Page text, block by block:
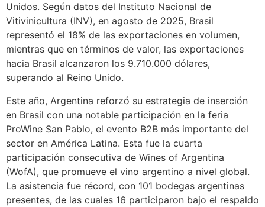
Unidos. Según datos del Instituto Nacional de
Vitivinicultura (INV), en agosto de 2025, Brasil
representó el 18% de las exportaciones en volumen,
mientras que en términos de valor, las exportaciones
hacia Brasil alcanzaron los 9.710.000 dólares,
superando al Reino Unido.
Este año, Argentina reforzó su estrategia de inserción
en Brasil con una notable participación en la feria
ProWine San Pablo, el evento B2B más importante del
sector en América Latina. Esta fue la cuarta
participación consecutiva de Wines of Argentina
(WofA), que promueve el vino argentino a nivel global.
La asistencia fue récord, con 101 bodegas argentinas
presentes, de las cuales 16 participaron bajo el respaldo